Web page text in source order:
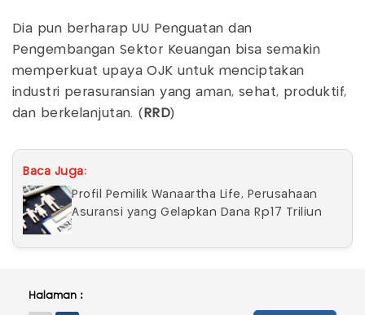
Dia pun berharap UU Penguatan dan
Pengembangan Sektor Keuangan bisa semakin
memperkuat upaya OJK untuk menciptakan
industri perasuransian yang aman, sehat, produktif,
dan berkelanjutan. ( RRD)
Baca Juga:
Profil Pemilik Wanaartha Life, Perusahaan
Asuransi yang Gelapkan Dana Rp17 Triliun
Halaman :